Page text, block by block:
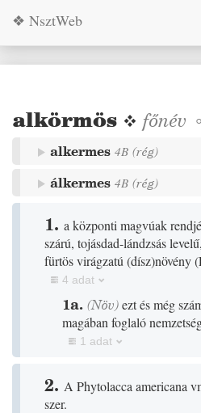
❖ NsztWeb
alkörmös ❖ főnév ◦
alkermes 4B (rég)
álkermes 4B (rég)
1. a központi magvúak
szárú, tojásdad-lándzsás
fürtös virágzatú (dísz)növény
4 adat
1a. (Növ)ezt és még
magában foglaló
1 adat
2. A Phytolacca americana
szer.